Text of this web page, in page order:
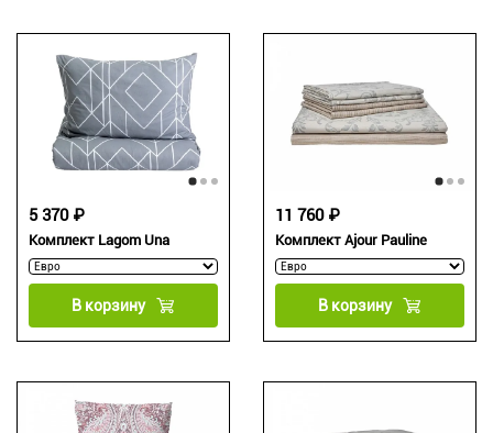
Комплект Lagom Una
5 370 ₽
В корзину
Комплект Ajour Pauline
11 760 ₽
В корзину